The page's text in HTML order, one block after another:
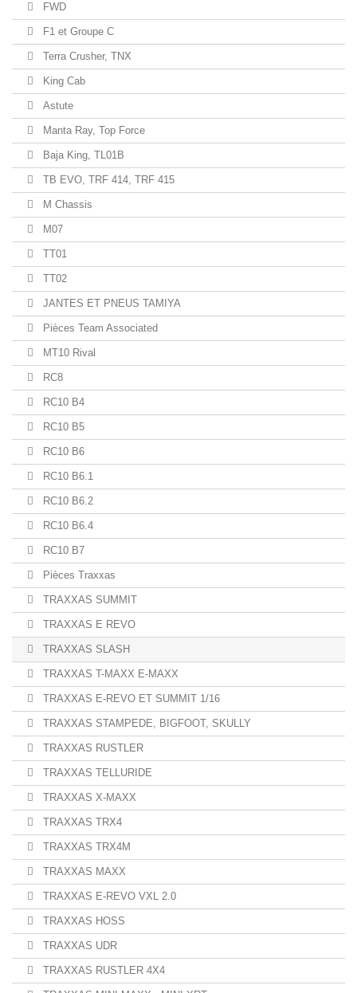
FWD
F1 et Groupe C
Terra Crusher, TNX
King Cab
Astute
Manta Ray, Top Force
Baja King, TL01B
TB EVO, TRF 414, TRF 415
M Chassis
M07
TT01
TT02
JANTES ET PNEUS TAMIYA
Pièces Team Associated
MT10 Rival
RC8
RC10 B4
RC10 B5
RC10 B6
RC10 B6.1
RC10 B6.2
RC10 B6.4
RC10 B7
Pièces Traxxas
TRAXXAS SUMMIT
TRAXXAS E REVO
TRAXXAS SLASH
TRAXXAS T-MAXX E-MAXX
TRAXXAS E-REVO ET SUMMIT 1/16
TRAXXAS STAMPEDE, BIGFOOT, SKULLY
TRAXXAS RUSTLER
TRAXXAS TELLURIDE
TRAXXAS X-MAXX
TRAXXAS TRX4
TRAXXAS TRX4M
TRAXXAS MAXX
TRAXXAS E-REVO VXL 2.0
TRAXXAS HOSS
TRAXXAS UDR
TRAXXAS RUSTLER 4X4